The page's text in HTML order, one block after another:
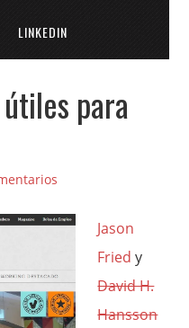
LINKEDIN
para
Jason
Fried y
David H.
Hansson